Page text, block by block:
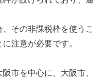
その非課税枠を使うこ
注意が必要です。
市を中心に、大阪市、